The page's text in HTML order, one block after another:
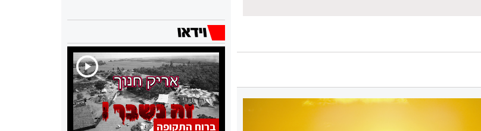
ברוח התקופה